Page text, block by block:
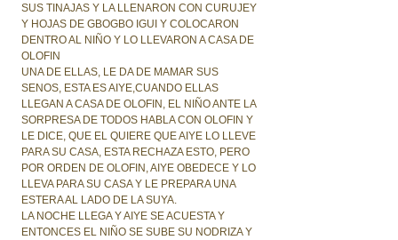
SUS TINAJAS Y LA LLENARON CON CURUJEY
Y HOJAS DE GBOGBO IGUI Y COLOCARON
DENTRO AL NIÑO Y LO LLEVARON A CASA DE
OLOFIN
UNA DE ELLAS, LE DA DE MAMAR SUS
SENOS, ESTA ES AIYE,CUANDO ELLAS
LLEGAN A CASA DE OLOFIN, EL NIÑO ANTE LA
SORPRESA DE TODOS HABLA CON OLOFIN Y
LE DICE, QUE EL QUIERE QUE AIYE LO LLEVE
PARA SU CASA, ESTA RECHAZA ESTO, PERO
POR ORDEN DE OLOFIN, AIYE OBEDECE Y LO
LLEVA PARA SU CASA Y LE PREPARA UNA
ESTERA AL LADO DE LA SUYA.
LA NOCHE LLEGA Y AIYE SE ACUESTA Y
ENTONCES EL NIÑO SE SUBE SU NODRIZA Y